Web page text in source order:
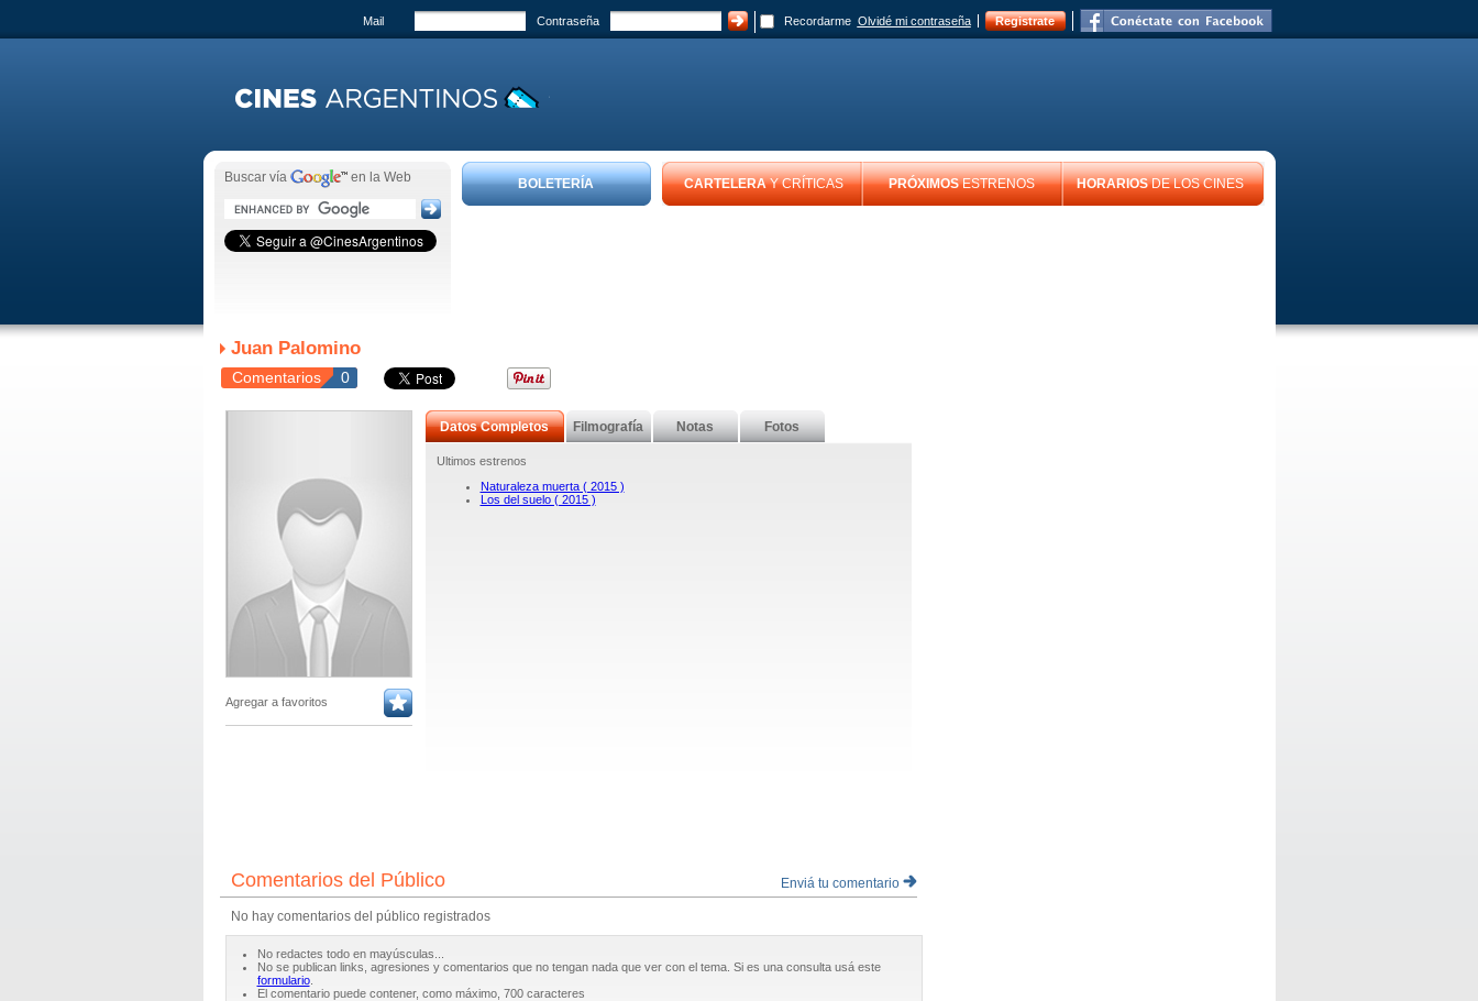
Mail Contraseña Recordarme Olvidé mi contraseña Registrate
Buscar vía en la Web BOLETERÍA CARTELERAY CRÍTICAS PRÓXIMOSESTRENOS HORARIOSDE LOS CINES
Juan Palomino
Comentarios 0
Agregar a favoritos
Datos Completos Filmografía Notas Fotos
Ultimos estrenos
Naturaleza muerta ( 2015 )
Los del suelo ( 2015 )
Comentarios del Público Enviá tu comentario
No hay comentarios del público registrados
No redactes todo en mayúsculas...
No se publican links, agresiones y comentarios que no tengan nada que ver con el tema. Si es una consulta usá este
formulario.
El comentario puede contener, como máximo, 700 caracteres